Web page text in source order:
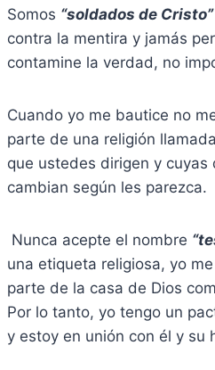
Somos “soldados de Cristo”
contra la mentira y jamás
contamine la verdad, no
Cuando yo me bautice no
parte de una religión llamada
que ustedes dirigen y cuyas
cambian según les parezca.
Nunca acepte el nombre
una etiqueta religiosa, yo
parte de la casa de Dios
Por lo tanto, yo tengo un
y estoy en unión con él y su